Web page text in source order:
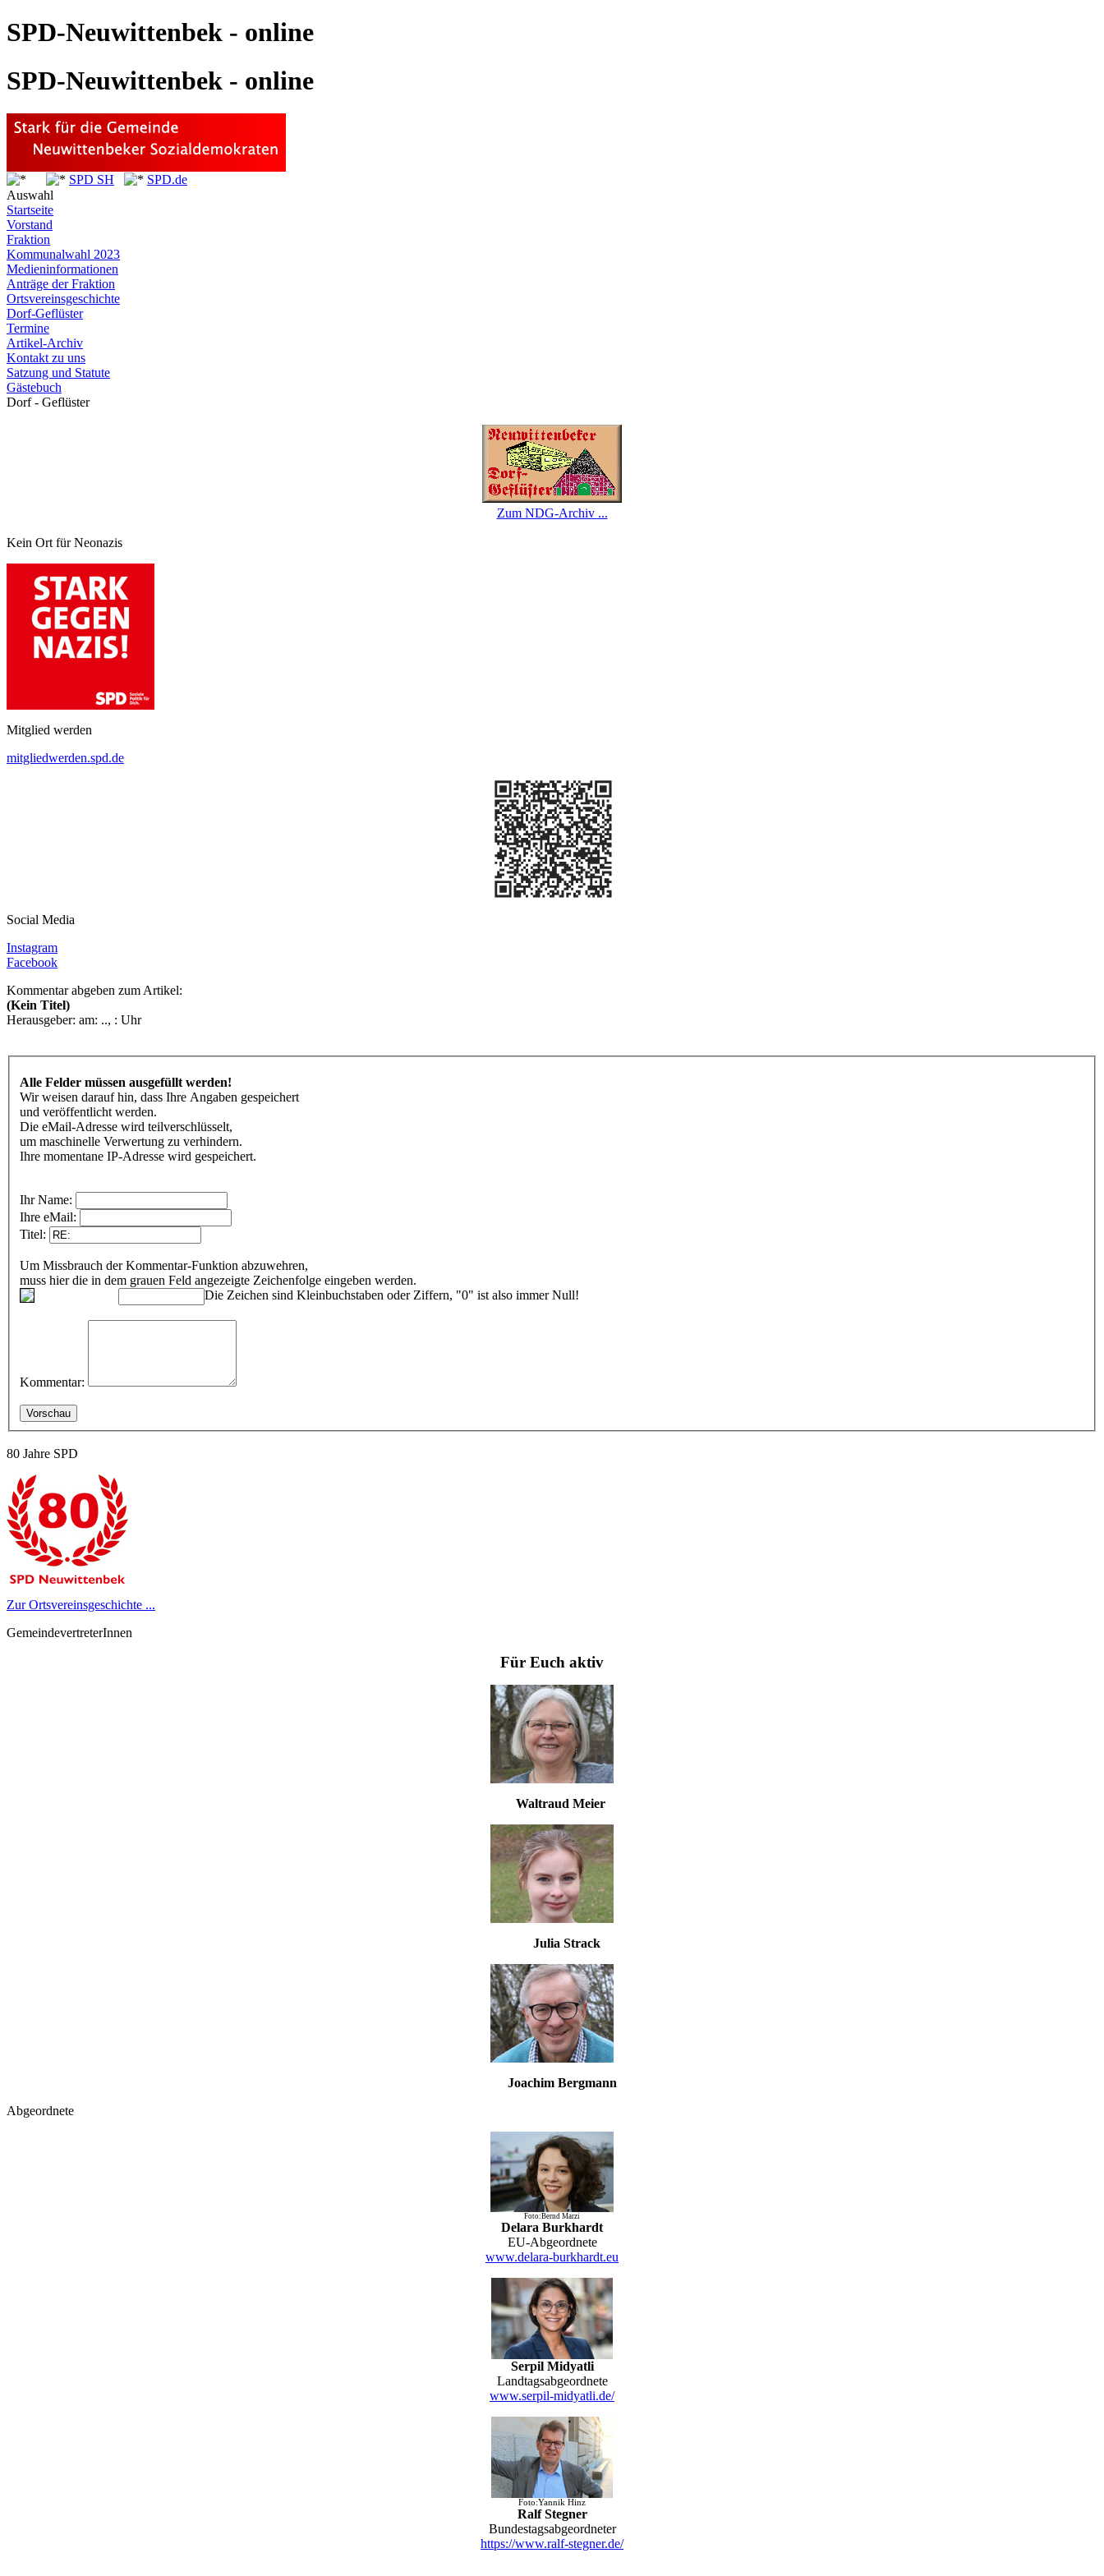
SPD-Neuwittenbek - online
SPD-Neuwittenbek - online
SPD SH
SPD.de
Auswahl
Startseite
Vorstand
Fraktion
Kommunalwahl 2023
Medieninformationen
Anträge der Fraktion
Ortsvereinsgeschichte
Dorf-Geflüster
Termine
Artikel-Archiv
Kontakt zu uns
Satzung und Statute
Gästebuch
Dorf - Geflüster
Zum NDG-Archiv ...
Kein Ort für Neonazis
Mitglied werden
mitgliedwerden.spd.de
Social Media
Instagram
Facebook
Kommentar abgeben zum Artikel:
(Kein Titel)
Herausgeber: am: .., : Uhr
Alle Felder müssen ausgefüllt werden!
Wir weisen darauf hin, dass Ihre Angaben gespeichert
und veröffentlicht werden.
Die eMail-Adresse wird teilverschlüsselt,
um maschinelle Verwertung zu verhindern.
Ihre momentane IP-Adresse wird gespeichert.
Ihr Name:
Ihre eMail:
Titel:
Um Missbrauch der Kommentar-Funktion abzuwehren,
muss hier die in dem grauen Feld angezeigte Zeichenfolge eingeben werden.
Die Zeichen sind Kleinbuchstaben oder Ziffern, "0" ist also immer Null!
Kommentar:
80 Jahre SPD
Zur Ortsvereinsgeschichte ...
GemeindevertreterInnen
Für Euch aktiv
Waltraud Meier
Julia Strack
Joachim Bergmann
Abgeordnete
Foto:Bernd Marzi
Delara Burkhardt
EU-Abgeordnete
www.delara-burkhardt.eu
Serpil Midyatli
Landtagsabgeordnete
www.serpil-midyatli.de/
Foto:Yannik Hinz
Ralf Stegner
Bundestagsabgeordneter
https://www.ralf-stegner.de/